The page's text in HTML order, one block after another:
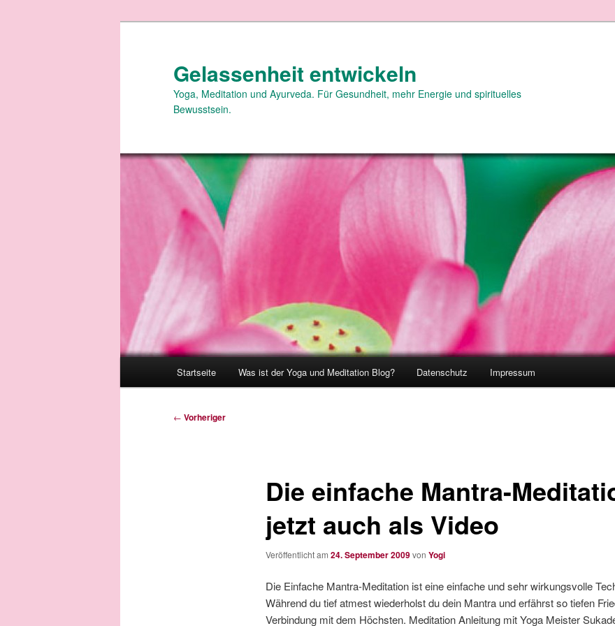
Gelassenheit entwickeln
Yoga, Meditation und Ayurveda. Für Gesundheit, mehr Energie und spirituelles
Bewusstsein.
Startseite Was ist der Yoga und Meditation Blog? Datenschutz Impressum
Beitragsnavigation
← Vorheriger
Die einfache Mantra-
jetzt auch als Video
Veröffentlicht am 24. September 2009von Yogi
Die Einfache Mantra-Meditation ist eine einfache und sehr wirkungsvolle
Während du tief atmest wiederholst du dein Mantra und erfährst so tiefen
Verbindung mit dem Höchsten. Meditation Anleitung mit Yoga Meister